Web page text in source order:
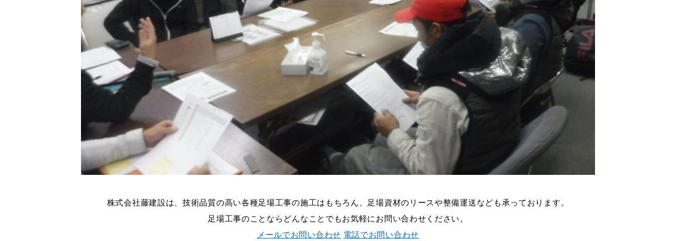
株式会社藤建設は、技術品質の高い各種足場工事の施工はもちろん、足場資材のリースや整備運送なども承っております。
足場工事のことならどんなことでもお気軽にお問い合わせください。
メールでお問い合わせ 電話でお問い合わせ